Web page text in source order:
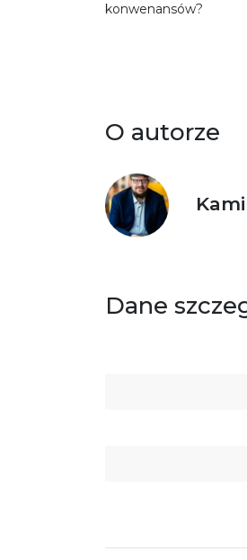
konwenansów?
O autorze
Dane